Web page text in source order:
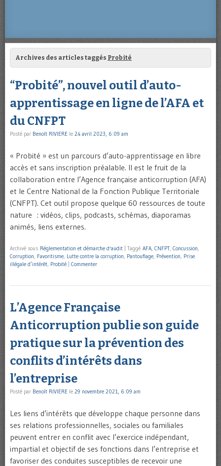
Archives des articles taggés Probité
“Probité”, nouvel outil d’auto-
apprentissage en ligne de l’AFA et
du CNFPT
Posté par Benoît RIVIERE le 24 avril 2023, 6:09 am
« Probité » est un parcours d’auto-apprentissage en libre
accès et sans inscription préalable. Il est le fruit de la
collaboration entre l’Agence française anticorruption (AFA)
et le Centre National de la Fonction Publique Territoriale
(CNFPT). Cet outil propose quelque 60 ressources de toute
nature : vidéos, clips, podcasts, schémas, diaporamas
animés, liens externes.
Archivé sous Réglementation et démarche d'audit Taggé AFA, CNFPT, Concussion,
Corruption, Favoritisme, Lutte contre la corruption, Pantouflage, Prévention, Prise
illégale d’intérêt, Probité Commenter
L’Agence Française
Anticorruption publie son guide
pratique sur la prévention des
conflits d’intérêts dans
l’entreprise
Posté par Benoît RIVIERE le 29 novembre 2021, 6:09 am
Les liens d’intérêts que développe chaque personne dans
ses relations professionnelles, sociales ou familiales
peuvent entrer en conflit avec l’exercice indépendant,
impartial et objectif de ses fonctions dans l’entreprise et
favoriser des conduites susceptibles de recevoir une